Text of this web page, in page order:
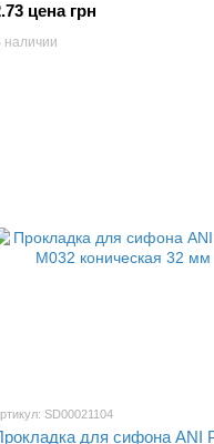
цена грн
наличии
SD00021104
для сифона ANI